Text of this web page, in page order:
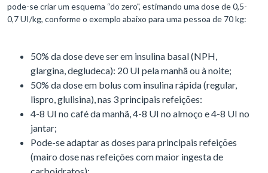
pode-se criar um esquema “do zero", estimando uma dose de 0,5-
0,7 UI/kg, conforme o exemplo abaixo para uma pessoa de 70 kg:
50% da dose deve ser em insulina basal (NPH,
glargina, degludeca): 20 UI pela manhã ou à noite;
50% da dose em bolus com insulina rápida (regular,
lispro, glulisina), nas 3 principais refeições:
4-8 UI no café da manhã, 4-8 UI no almoço e 4-8 UI no
jantar;
Pode-se adaptar as doses para principais refeições
(mairo dose nas refeições com maior ingesta de
carboidratos);